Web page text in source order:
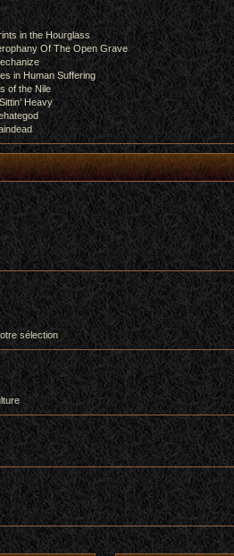
in the Hourglass
Of The Open Grave
in Human Suffering
of the Nile
Heavy
sélection